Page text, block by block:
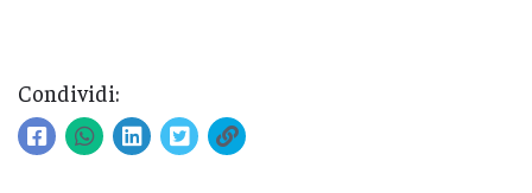
Condividi: